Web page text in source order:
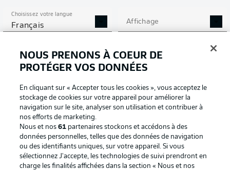
Choisissez votre langue
Français Affichage
Connexion
NOUS PRENONS À COEUR DE
PROTÉGER VOS DONNÉES
En cliquant sur « Accepter tous les cookies », vous acceptez le
stockage de cookies sur votre appareil pour améliorer la
navigation sur le site, analyser son utilisation et contribuer à
nos efforts de marketing.
Nous et nos61 partenaires stockons et accédons à des
données personnelles, telles que des données de navigation
ou des identifiants uniques, sur votre appareil. Si vous
sélectionnez J'accepte, les technologies de suivi prendront en
charge les finalités affichées dans la section « Nous et nos